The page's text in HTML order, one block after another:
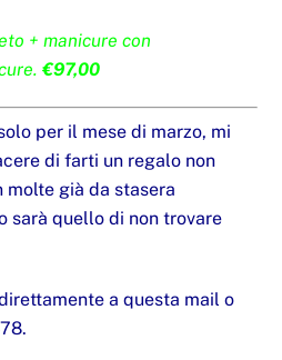
+ manicure con
€97,00
per il mese di marzo, mi
di farti un regalo non
molte già da stasera
sarà quello di non trovare
a questa mail o